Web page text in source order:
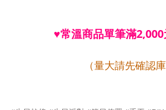
♥常溫商品單筆滿2,000
（量大請先確認庫